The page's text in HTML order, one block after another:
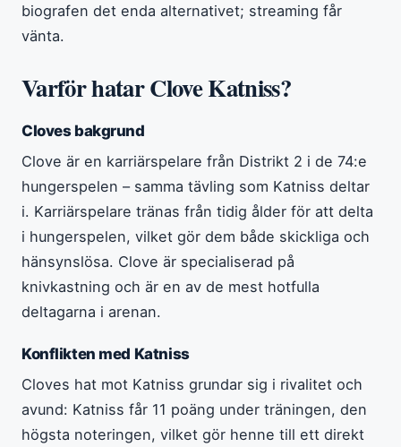
biografen det enda alternativet; streaming får
vänta.
Varför hatar Clove Katniss?
Cloves bakgrund
Clove är en karriärspelare från Distrikt 2 i de 74:e
hungerspelen – samma tävling som Katniss deltar
i. Karriärspelare tränas från tidig ålder för att delta
i hungerspelen, vilket gör dem både skickliga och
hänsynslösa. Clove är specialiserad på
knivkastning och är en av de mest hotfulla
deltagarna i arenan.
Konflikten med Katniss
Cloves hat mot Katniss grundar sig i rivalitet och
avund: Katniss får 11 poäng under träningen, den
högsta noteringen, vilket gör henne till ett direkt